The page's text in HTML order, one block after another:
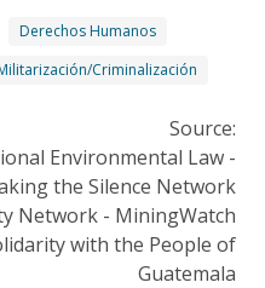
Derechos Humanos
Criminalización
Source:
Environmental Law -
the Silence Network
Network - MiningWatch
with the People of
Guatemala